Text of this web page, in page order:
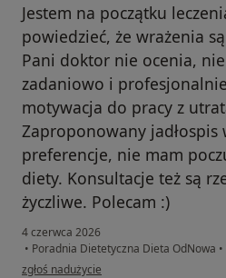
Jestem na początku
powiedzieć, że wrażenia
Pani doktor nie ocenia, nie
zadaniowo i
motywacja do pracy z
Zaproponowany
preferencje, nie mam
diety. Konsultacje też są
życzliwe. Polecam :)
4 czerwca 2026
• Poradnia Dietetyczna Dieta OdNowa •
w opinii użytkownika Zofia
zgłoś nadużycie